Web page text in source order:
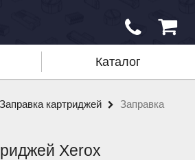
Каталог
Заправка картриджей
Заправка
Xerox